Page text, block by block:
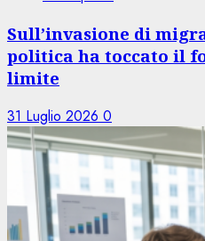
Sull’invasione di
politica ha toccato il
limite
31 Luglio 2026 0